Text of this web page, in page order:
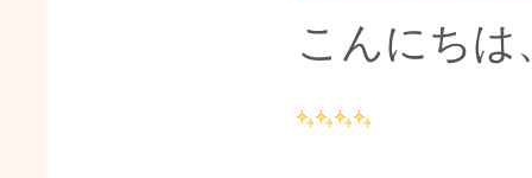
こんにちは